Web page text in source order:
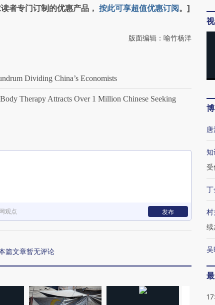
者专门订制的优惠产品， 按此可享超值优惠订阅。]
版面编辑：喻竹杨洋
Dividing China’s Economists
Therapy Attracts Over 1 Million Chinese Seeking
观点 发布
篇文章暂无评论
知
受
丁
村
续
吴